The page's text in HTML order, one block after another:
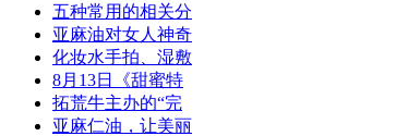
五种常用的相关分
亚麻油对女人神奇
化妆水手拍、湿敷
8月13日《甜蜜特
拓荒牛主办的“完
亚麻仁油，让美丽